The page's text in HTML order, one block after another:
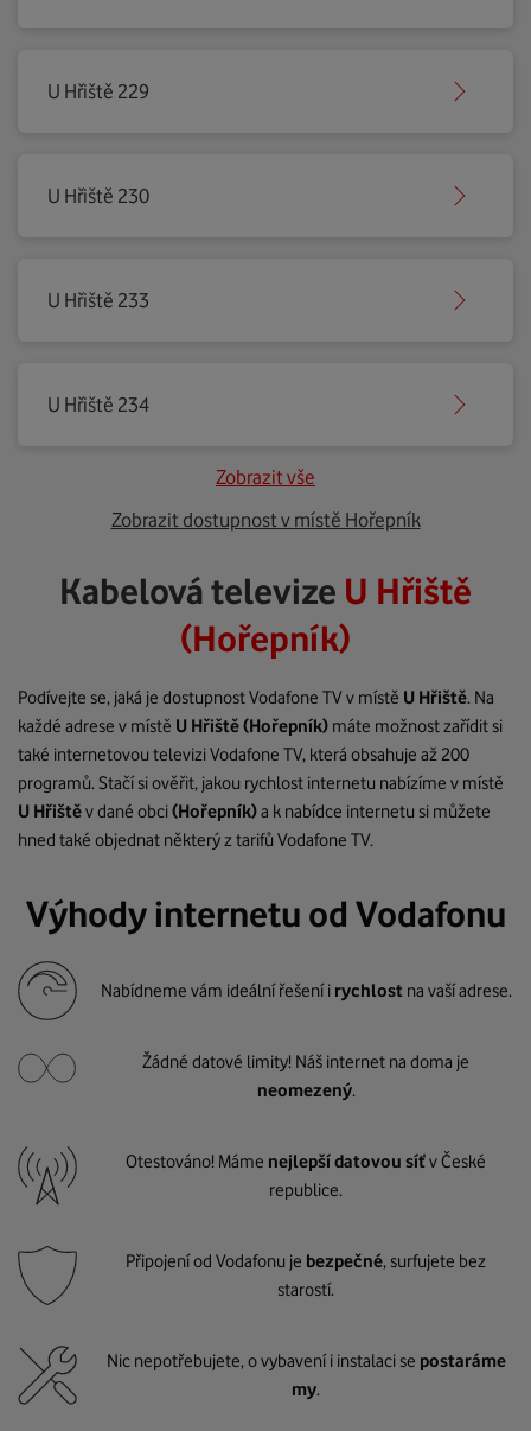
U Hřiště 229
U Hřiště 230
U Hřiště 233
U Hřiště 234
Zobrazit vše
Zobrazit dostupnost v místě Hořepník
Kabelová televize U Hřiště
(Hořepník)
Podívejte se, jaká je dostupnost Vodafone TV v místě U Hřiště. Na
každé adrese v místě U Hřiště(Hořepník) máte možnost zařídit si
také internetovou televizi Vodafone TV, která obsahuje až 200
programů. Stačí si ověřit, jakou rychlost internetu nabízíme v místě
U Hřištěv dané obci(Hořepník)a k nabídce internetu si můžete
hned také objednat některý z tarifů Vodafone TV.
Výhody internetu od Vodafonu
Nabídneme vám ideální řešení i rychlost na vaší adrese.
Žádné datové limity! Náš internet na doma je
neomezený.
Otestováno! Máme nejlepší datovou síťv České
republice.
Připojení od Vodafonu je bezpečné, surfujete bez
starostí.
Nic nepotřebujete, o vybavení i instalaci se postaráme
my.